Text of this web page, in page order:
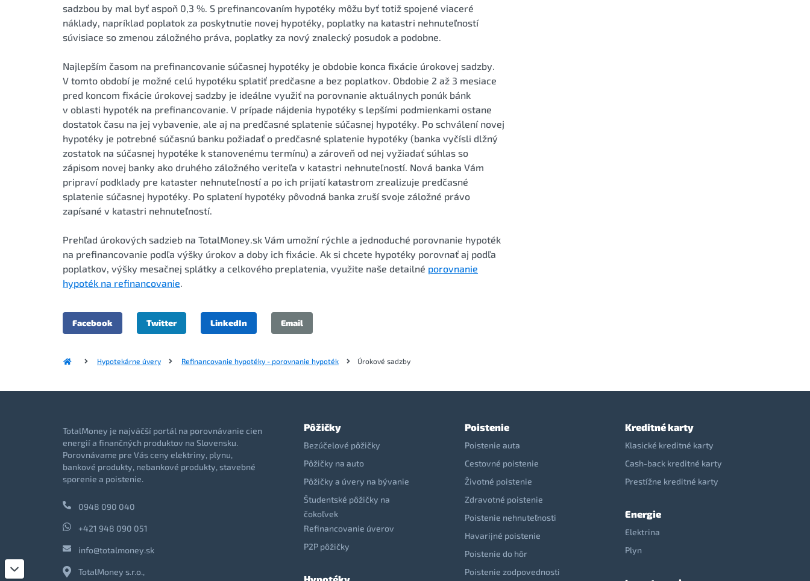
sadzbou by mal byť aspoň 0,3 %. S prefinancovaním hypotéky môžu byť totiž spojené viaceré
náklady, napríklad poplatok za poskytnutie novej hypotéky, poplatky na katastri nehnuteľností
súvisiace so zmenou záložného práva, poplatky za nový znalecký posudok a podobne.
Najlepším časom na prefinancovanie súčasnej hypotéky je obdobie konca fixácie úrokovej sadzby.
V tomto období je možné celú hypotéku splatiť predčasne a bez poplatkov. Obdobie 2 až 3 mesiace
pred koncom fixácie úrokovej sadzby je ideálne využiť na porovnanie aktuálnych ponúk bánk
v oblasti hypoték na prefinancovanie. V prípade nájdenia hypotéky s lepšími podmienkami ostane
dostatok času na jej vybavenie, ale aj na predčasné splatenie súčasnej hypotéky. Po schválení novej
hypotéky je potrebné súčasnú banku požiadať o predčasné splatenie hypotéky (banka vyčísli dlžný
zostatok na súčasnej hypotéke k stanovenému termínu) a zároveň od nej vyžiadať súhlas so
zápisom novej banky ako druhého záložného veriteľa v katastri nehnuteľností. Nová banka Vám
pripraví podklady pre kataster nehnuteľností a po ich prijatí katastrom zrealizuje predčasné
splatenie súčasnej hypotéky. Po splatení hypotéky pôvodná banka zruší svoje záložné právo
zapísané v katastri nehnuteľností.
Prehľad úrokových sadzieb na TotalMoney.sk Vám umožní rýchle a jednoduché porovnanie hypoték
na prefinancovanie podľa výšky úrokov a doby ich fixácie. Ak si chcete hypotéky porovnať aj podľa
poplatkov, výšky mesačnej splátky a celkového preplatenia, využite naše detailné porovnanie
hypoték na refinancovanie.
Facebook Twitter LinkedIn Email
Hypotekárne úvery Refinancovanie hypotéky - porovnanie hypoték Úrokové sadzby
Pôžičky
Bezúčelové pôžičky
Pôžičky na auto
Pôžičky a úvery na bývanie
Študentské pôžičky na
čokoľvek
Refinancovanie úverov
P2P pôžičky
Poistenie
Poistenie auta
Cestovné poistenie
Životné poistenie
Zdravotné poistenie
Poistenie nehnuteľnosti
Havarijné poistenie
Poistenie do hôr
Poistenie zodpovednosti
Kreditné karty
Klasické kreditné karty
Cash-back kreditné karty
Prestížne kreditné karty
Energie
Elektrina
Plyn
TotalMoney je najväčší portál na porovnávanie cien
energií a finančných produktov na Slovensku.
Porovnávame pre Vás ceny elektriny, plynu,
bankové produkty, nebankové produkty, stavebné
sporenie a poistenie.
0948 090 040
+421 948 090 051
info@totalmoney.sk
TotalMoney s.r.o.,